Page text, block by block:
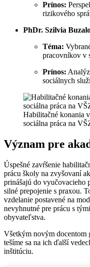
Prínos:
rizikového
PhDr. Szilvia
Téma:
pracovníkov v
Prínos:
sociálnych
Habilitačné konania
sociálna práca na
Význam pre
Úspešné zavŕšenie
prácu školy na zvyšovaní
prinášajú do vyučovacieho
silné prepojenie s praxou.
vzdelanie postavené na
nevyhnutné pre prácu s
obyvateľstva.
Všetkým novým docentom
tešíme sa na ich ďalší
inštitúciu.